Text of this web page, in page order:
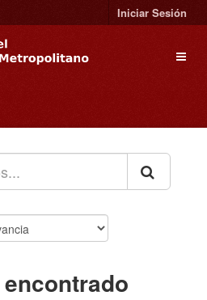
Iniciar Sesión